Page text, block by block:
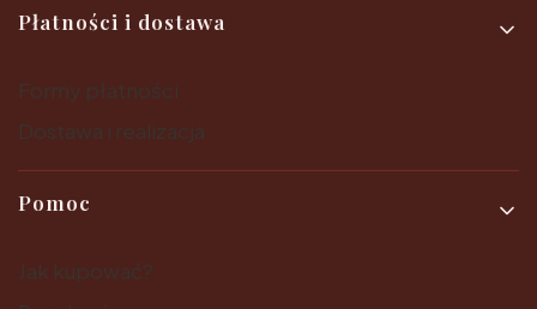
Linki w stopce
Płatności i dostawa
Pomoc